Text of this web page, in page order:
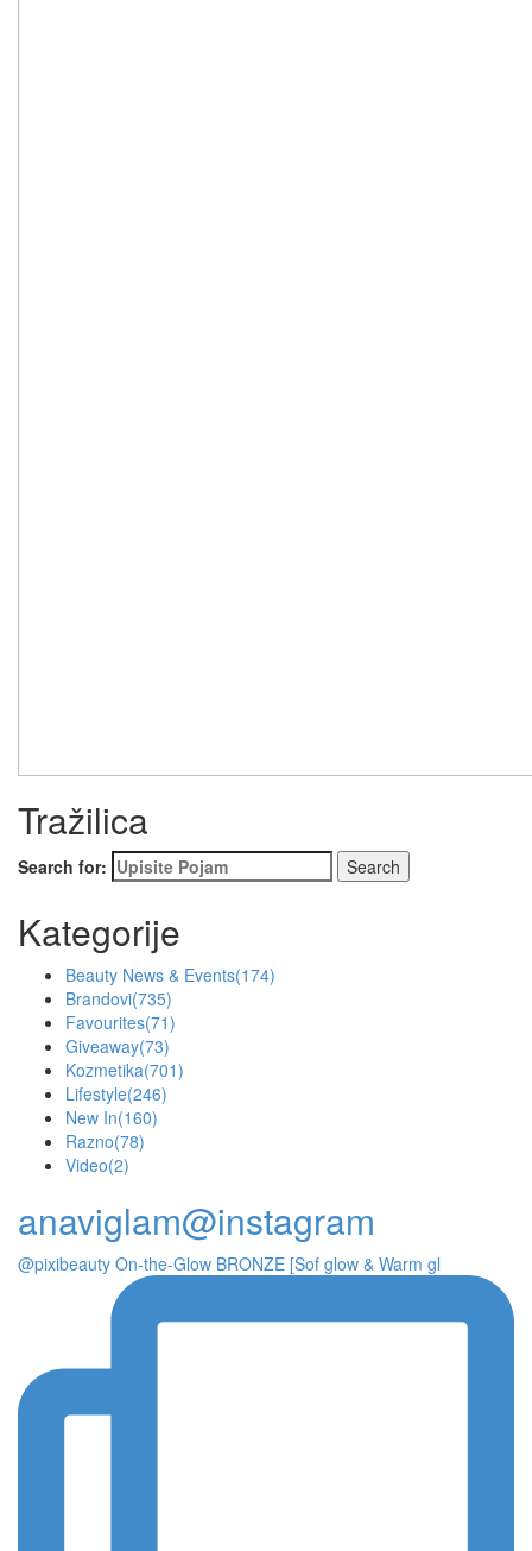
Tražilica
Search for:
Kategorije
Beauty News & Events(174)
Brandovi(735)
Favourites(71)
Giveaway(73)
Kozmetika(701)
Lifestyle(246)
New In(160)
Razno(78)
Video(2)
anaviglam@instagram
@pixibeauty On-the-Glow BRONZE [Sof glow & Warm gl